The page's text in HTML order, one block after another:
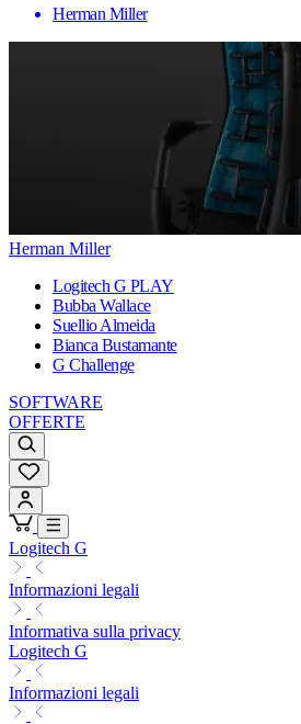
Herman Miller
Herman Miller
Logitech G PLAY
Bubba Wallace
Suellio Almeida
Bianca Bustamante
G Challenge
SOFTWARE
OFFERTE
Logitech G
Informazioni legali
Informativa sulla privacy
Logitech G
Informazioni legali